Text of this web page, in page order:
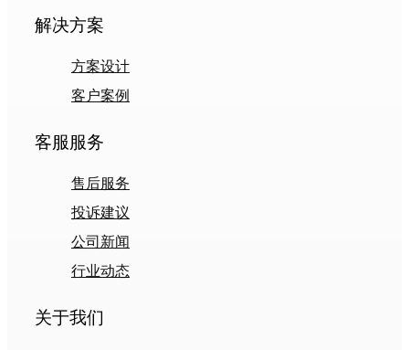
解决方案
方案设计
客户案例
客服服务
售后服务
投诉建议
公司新闻
行业动态
关于我们